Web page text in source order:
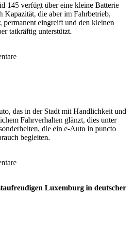
145 verfügt über eine kleine Batterie
Kapazität, die aber im Fahrbetrieb,
permanent eingreift und den kleinen
tatkräftig unterstützt.
das in der Stadt mit Handlichkeit und
Fahrverhalten glänzt, dies unter
die ein e-Auto in puncto
begleiten.
Luxemburg in deutscher